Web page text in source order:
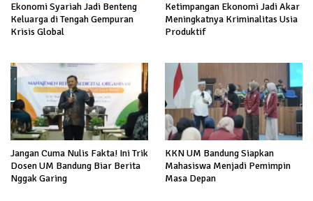
Ekonomi Syariah Jadi Benteng
Keluarga di Tengah Gempuran
Krisis Global
Ketimpangan Ekonomi Jadi Akar
Meningkatnya Kriminalitas Usia
Produktif
Jangan Cuma Nulis Fakta! Ini Trik
Dosen UM Bandung Biar Berita
Nggak Garing
KKN UM Bandung Siapkan
Mahasiswa Menjadi Pemimpin
Masa Depan